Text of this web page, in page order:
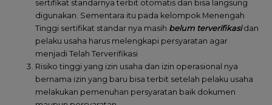
sertifikat standarnya terbit otomatis dan bisa langsung
digunakan. Sementara itu pada kelompok Menengah
Tinggi sertifikat standar nya masih belum terverifikasidan
pelaku usaha harus melengkapi persyaratan agar
menjadi Telah Terverifikasi
Risiko tinggi yang izin usaha dan izin operasional nya
bernama izin yang baru bisa terbit setelah pelaku usaha
melakukan pemenuhan persyaratan baik dokumen